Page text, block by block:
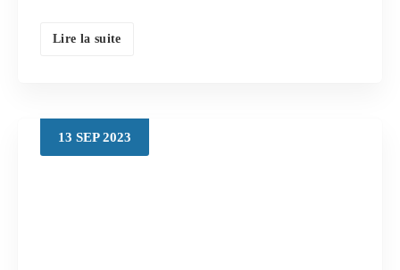
Lire la suite
13 SEP2023